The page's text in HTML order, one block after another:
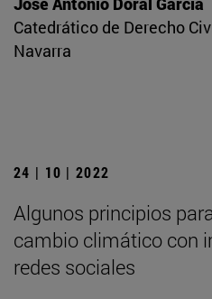
Catedrático de Derecho
Navarra
24 | 10 | 2022
Algunos principios
cambio climático con
redes sociales